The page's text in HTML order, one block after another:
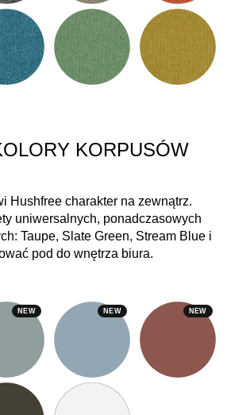
KORPUSÓW
Hushfree charakter na zewnątrz.
uniwersalnych, ponadczasowych
Taupe, Slate Green, Stream Blue i
pod do wnętrza biura.
NEW NEW NEW